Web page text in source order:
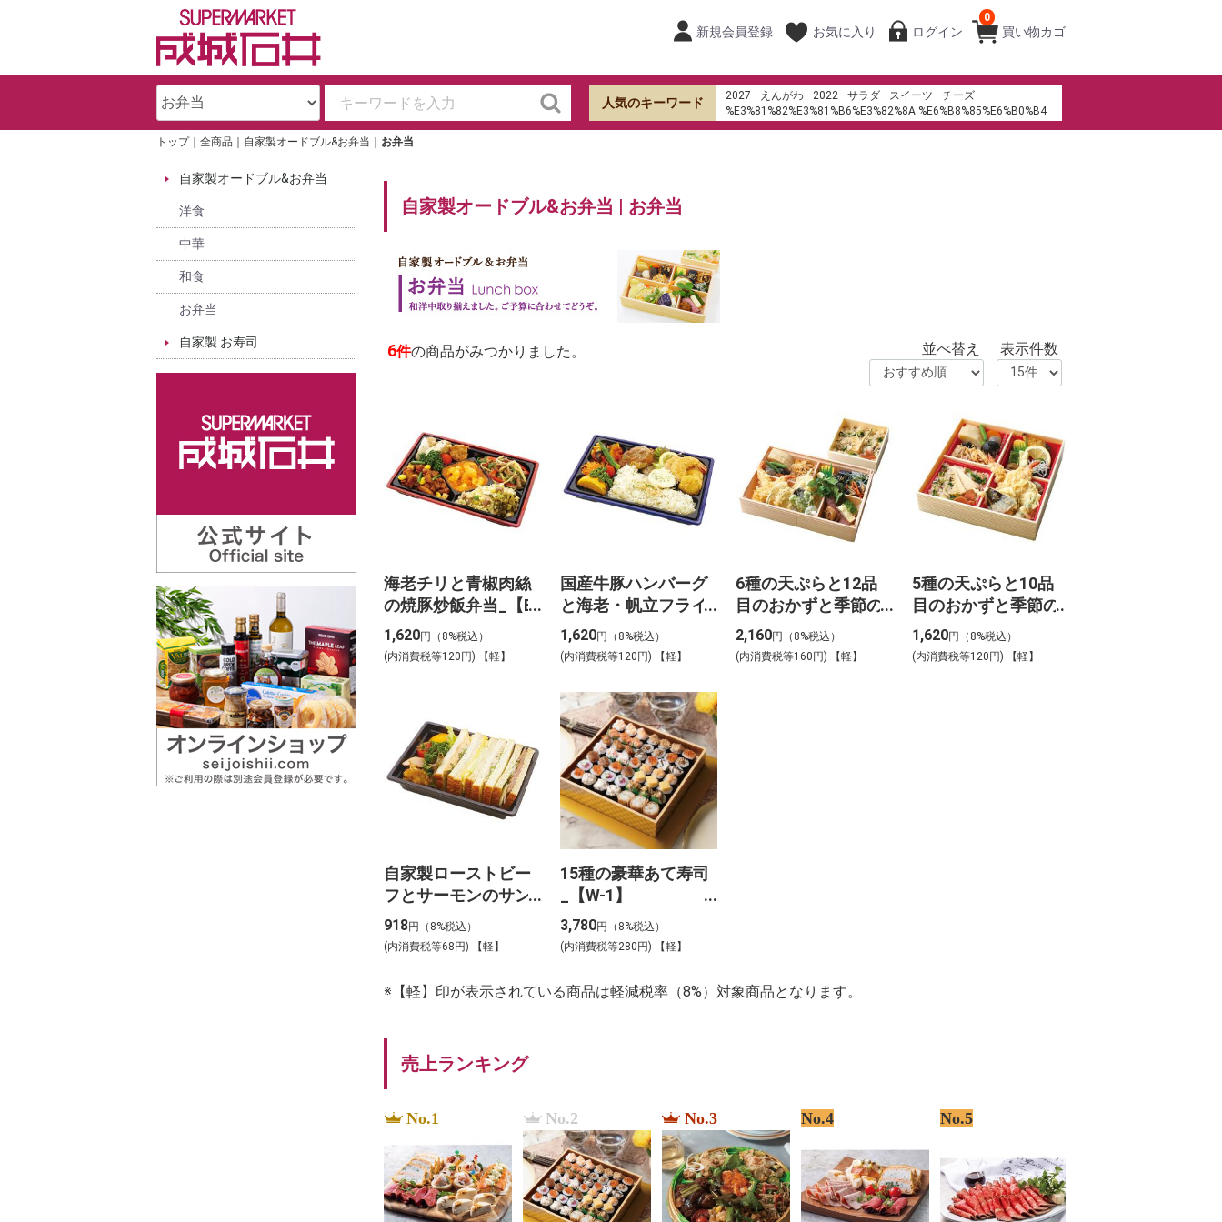
買い物カゴ
0
新規会員登録 お気に入り ログイン
人気のキーワード 2027 えんがわ 2022 サラダ スイーツ
チーズ
%E3%81%82%E3%81%B6%E3%82%8A %E6%B8%85%E6%B0%B4
トップ 全商品 自家製オードブル&お弁当 お弁当
自家製オードブル&お弁当
洋食
中華
和食
お弁当
自家製 お寿司
自家製オードブル&お弁当 | お弁当
6件の商品がみつかりました。 並べ替え 表示件数
海老チリと青椒肉絲
の焼豚炒飯弁当_【B-
5】
1,620円（8%税込）
(内消費税等120円) 【軽】
国産牛豚ハンバーグ
と海老・帆立フライ
弁当_【B-3】
1,620円（8%税込）
(内消費税等120円) 【軽】
6種の天ぷらと12品
目のおかずと季節の
ご飯弁当_【B-2】
2,160円（8%税込）
(内消費税等160円) 【軽】
5種の天ぷらと10品
目のおかずと季節の
ご飯弁当_【B-1】
1,620円（8%税込）
(内消費税等120円) 【軽】
自家製ローストビー
フとサーモンのサン
ドイッチ弁当_【B-
4】
918円（8%税込）
(内消費税等68円) 【軽】
15種の豪華あて寿司
_【W-1】
3,780円（8%税込）
(内消費税等280円) 【軽】
※【軽】印が表示されている商品は軽減税率（8%）対象商品となります。
売上ランキング
No.1 No.2 No.3 No.4 No.5